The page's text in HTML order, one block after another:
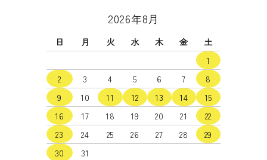
2026年8月
日 月 火 水 木 金
土
1
2
3 4 5 6 7
8
9
10 11 12 13 14
15
16
17 18 19 20 21
22
23
24 25 26 27 28
29
30
31